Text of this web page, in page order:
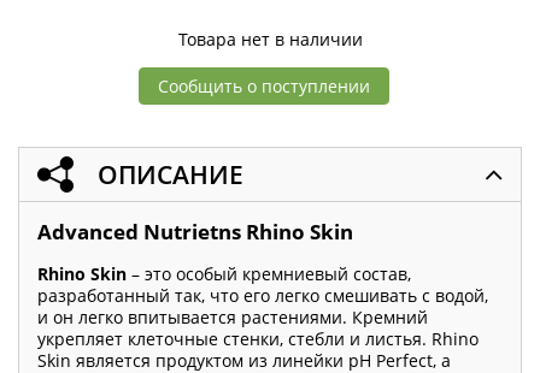
Товара нет в наличии
Сообщить о поступлении
ОПИСАНИЕ
Advanced Nutrietns Rhino Skin
Rhino Skin – это особый кремниевый состав,
разработанный так, что его легко смешивать с водой,
и он легко впитывается растениями. Кремний
укрепляет клеточные стенки, стебли и листья. Rhino
Skin является продуктом из линейки pH Perfect, а